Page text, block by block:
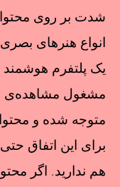
‌شدت بر روی
انواع هنرهای
یک پلتفرم
مشغول مشاهده‌ی
متوجه شده و
برای این اتفاق
هم ندارید. اگر